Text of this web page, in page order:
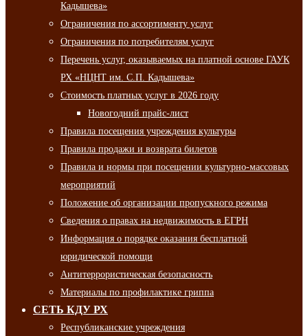
Кадышева»
Ограничения по ассортименту услуг
Ограничения по потребителям услуг
Перечень услуг, оказываемых на платной основе ГАУК
РХ «НЦНТ им. С.П. Кадышева»
Стоимость платных услуг в 2026 году
Новогодний прайс-лист
Правила посещения учреждения культуры
Правила продажи и возврата билетов
Правила и нормы при посещении культурно-массовых
мероприятий
Положение об организации пропускного режима
Сведения о правах на недвижимость в ЕГРН
Информация о порядке оказания бесплатной
юридической помощи
Антитеррористическая безопасность
Материалы по профилактике гриппа
СЕТЬ КДУ РХ
Республиканские учреждения